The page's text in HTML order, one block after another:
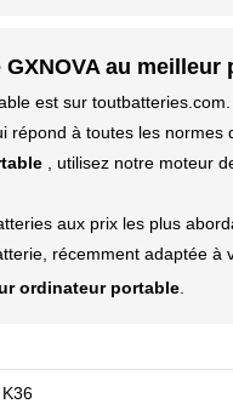
au meilleur
est sur toutbatteries.com.
à toutes les normes
, utilisez notre moteur
aux prix les plus
récemment adaptée à
ordinateur portable.
K36